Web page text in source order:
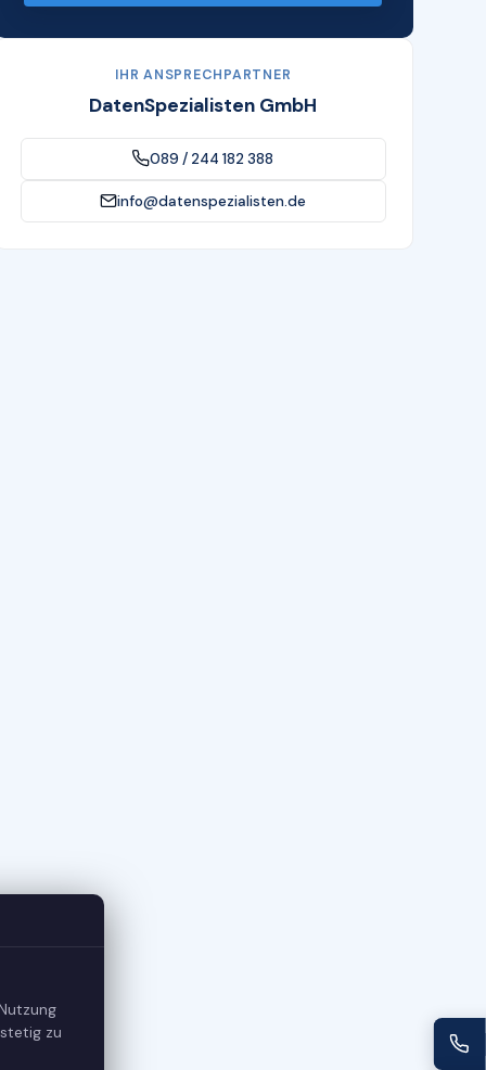
IHR ANSPRECHPARTNER
DatenSpezialisten GmbH
089 / 244 182 388
info@datenspezialisten.de
zu